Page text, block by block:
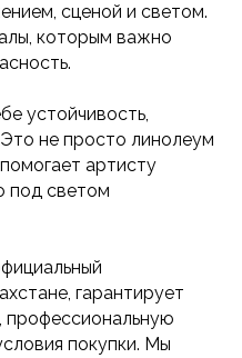
сценой и светом.
которым важно
устойчивость,
не просто линолеум
артисту
под светом
гарантирует
профессиональную
покупки. Мы